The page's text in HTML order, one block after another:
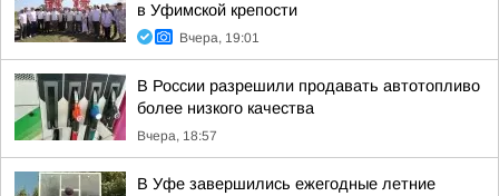
в Уфимской крепости
Вчера, 19:01
В России разрешили продавать автотопливо
более низкого качества
Вчера, 18:57
В Уфе завершились ежегодные летние